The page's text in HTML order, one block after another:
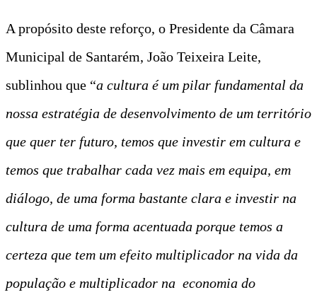
A propósito deste reforço, o Presidente da Câmara
Municipal de Santarém, João Teixeira Leite,
sublinhou que “a cultura é um pilar fundamental da
nossa estratégia de desenvolvimento de um território
que quer ter futuro, temos que investir em cultura e
temos que trabalhar cada vez mais em equipa, em
diálogo, de uma forma bastante clara e investir na
cultura de uma forma acentuada porque temos a
certeza que tem um efeito multiplicador na vida da
população e multiplicador na economia do